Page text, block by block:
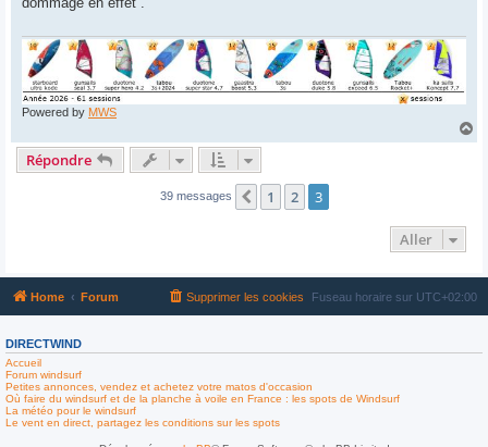
a
Powered by MWS
a
Répondre
39 messages Précédent
1 2 3
Aller
Home Forum Fuseau horaire sur UTC+02:00
Supprimer les cookies
DIRECTWIND
Accueil
Forum windsurf
Petites annonces, vendez et achetez votre matos d'occasion
Où faire du windsurf et de la planche à voile en France : les spots de Windsurf
La météo pour le windsurf
Le vent en direct, partagez les conditions sur les spots